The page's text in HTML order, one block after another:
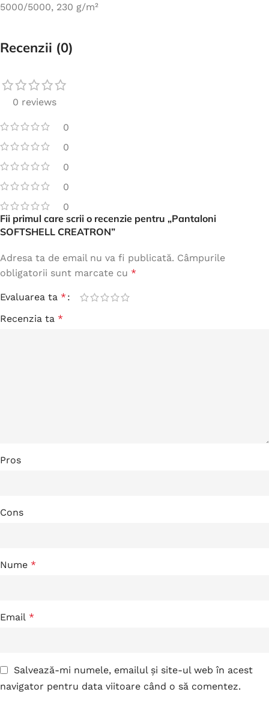
5000/5000, 230 g/m²
Recenzii (0)
0 reviews
0
0
0
0
0
Fii primul care scrii o recenzie pentru „Pantaloni
SOFTSHELL CREATRON”
Adresa ta de email nu va fi publicată. Câmpurile
obligatorii sunt marcate cu *
Evaluarea ta *
Recenzia ta *
Pros
Cons
Nume *
Email *
Salvează-mi numele, emailul și site-ul web în acest
navigator pentru data viitoare când o să comentez.